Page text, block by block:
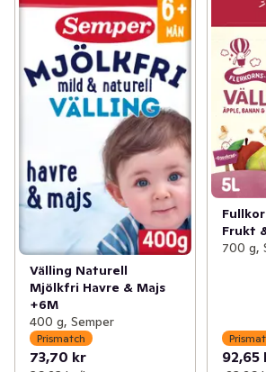
Välling Naturell
Mjölkfri Havre & Majs
+6M
400 g, Semper
Prismatch
73,70 kr
Frukt
700 g,
92,65